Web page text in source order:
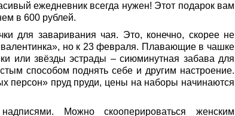
ежедневник всегда нужен! Этот подарок вам
в 600 рублей.
для заваривания чая. Это, конечно, скорее не
но к 23 февраля. Плавающие в чашке
или звёзды эстрады – сиюминутная забава для
способом поднять себе и другим настроение.
персон» пруд пруди, цены на наборы начинаются
Можно скооперироваться женским